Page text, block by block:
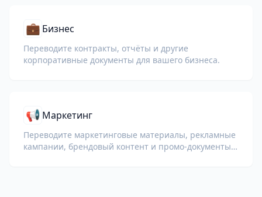
💼 Бизнес
Переводите контракты, отчёты и другие
корпоративные документы для вашего бизнеса.
📢 Маркетинг
Переводите маркетинговые материалы, рекламные
кампании, брендовый контент и промо-документы